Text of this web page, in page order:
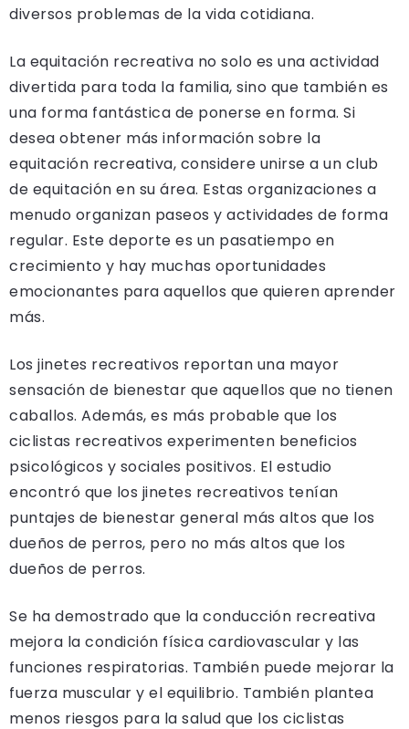
diversos problemas de la vida cotidiana.
La equitación recreativa no solo es una actividad
divertida para toda la familia, sino que también es
una forma fantástica de ponerse en forma. Si
desea obtener más información sobre la
equitación recreativa, considere unirse a un club
de equitación en su área. Estas organizaciones a
menudo organizan paseos y actividades de forma
regular. Este deporte es un pasatiempo en
crecimiento y hay muchas oportunidades
emocionantes para aquellos que quieren aprender
más.
Los jinetes recreativos reportan una mayor
sensación de bienestar que aquellos que no tienen
caballos. Además, es más probable que los
ciclistas recreativos experimenten beneficios
psicológicos y sociales positivos. El estudio
encontró que los jinetes recreativos tenían
puntajes de bienestar general más altos que los
dueños de perros, pero no más altos que los
dueños de perros.
Se ha demostrado que la conducción recreativa
mejora la condición física cardiovascular y las
funciones respiratorias. También puede mejorar la
fuerza muscular y el equilibrio. También plantea
menos riesgos para la salud que los ciclistas